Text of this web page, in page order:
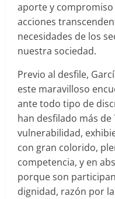
aporte y compromiso
acciones
necesidades de los
nuestra sociedad.
Previo al desfile,
este maravilloso
ante todo tipo de
han desfilado más de
vulnerabilidad,
con gran colorido,
competencia, y en
porque son
dignidad, razón por